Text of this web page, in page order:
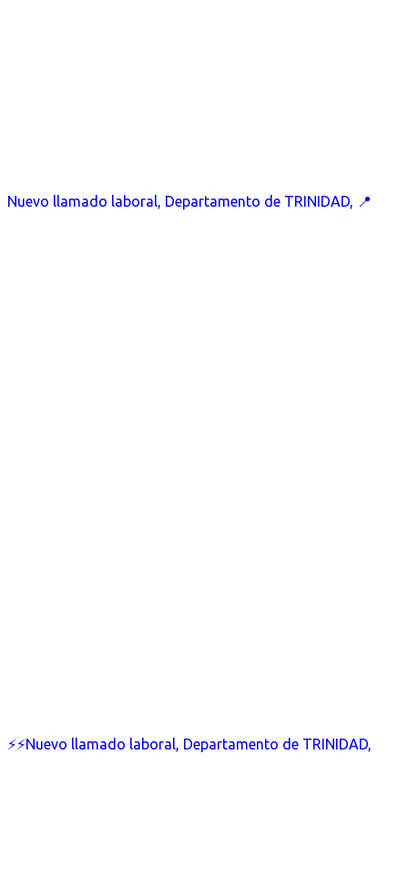
Nuevo llamado laboral, Departamento de TRINIDAD, 📍
⚡⚡Nuevo llamado laboral, Departamento de TRINIDAD,